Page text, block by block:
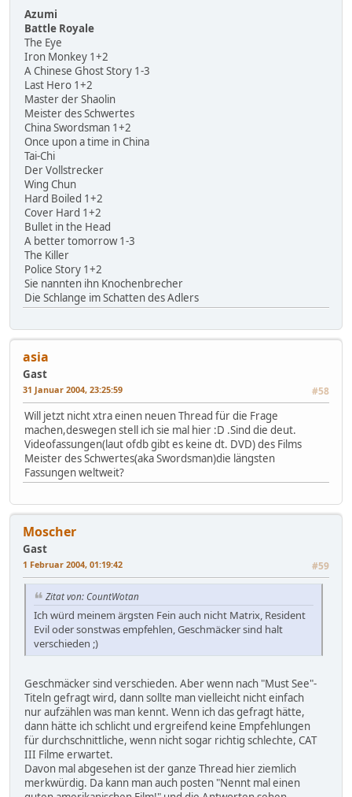
Azumi
Battle Royale
The Eye
Iron Monkey 1+2
A Chinese Ghost Story 1-3
Last Hero 1+2
Master der Shaolin
Meister des Schwertes
China Swordsman 1+2
Once upon a time in China
Tai-Chi
Der Vollstrecker
Wing Chun
Hard Boiled 1+2
Cover Hard 1+2
Bullet in the Head
A better tomorrow 1-3
The Killer
Police Story 1+2
Sie nannten ihn Knochenbrecher
Die Schlange im Schatten des Adlers
asia
Gast
31 Januar 2004, 23:25:59 #58
Will jetzt nicht xtra einen neuen Thread für die Frage
machen,deswegen stell ich sie mal hier :D .Sind die deut.
Videofassungen(laut ofdb gibt es keine dt. DVD) des Films
Meister des Schwertes(aka Swordsman)die längsten
Fassungen weltweit?
Moscher
Gast
1 Februar 2004, 01:19:42 #59
Zitat von: CountWotan
Ich würd meinem ärgsten Fein auch nicht Matrix, Resident
Evil oder sonstwas empfehlen, Geschmäcker sind halt
verschieden ;)
Geschmäcker sind verschieden. Aber wenn nach "Must See"-
Titeln gefragt wird, dann sollte man vielleicht nicht einfach
nur aufzählen was man kennt. Wenn ich das gefragt hätte,
dann hätte ich schlicht und ergreifend keine Empfehlungen
für durchschnittliche, wenn nicht sogar richtig schlechte, CAT
III Filme erwartet.
Davon mal abgesehen ist der ganze Thread hier ziemlich
merkwürdig. Da kann man auch posten "Nennt mal einen